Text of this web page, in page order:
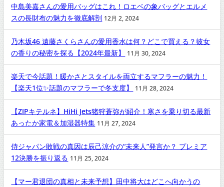
中島美嘉さんの愛用バッグはこれ！ロエベの象バッグとエルメ
スの長財布の魅力を徹底解剖 12月 2, 2024
乃木坂46 遠藤さくらさんの愛用香水は何？どこで買える？彼女
の香りの秘密を探る【2024年最新】
11月 30, 2024
楽天で今話題！暖かさとスタイルを両立するマフラーの魅力！
【楽天1位✨話題のマフラーで冬支度】
11月 28, 2024
【ZIPキテルネ】HiHi Jets猪狩蒼弥が紹介！寒さを乗り切る最新
あったか家電＆加湿器特集 11月 27, 2024
侍ジャパン敗戦の真因は辰己涼介の“未来人”発言か？ プレミア
12決勝を振り返る 11月 25, 2024
【マー君退団の真相と未来予想】田中将大はどこへ向かうの